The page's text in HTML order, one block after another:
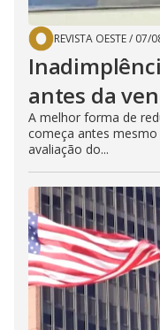
REVISTA OESTE/ 07/
antes da
A melhor forma de
começa antes
avaliação do...